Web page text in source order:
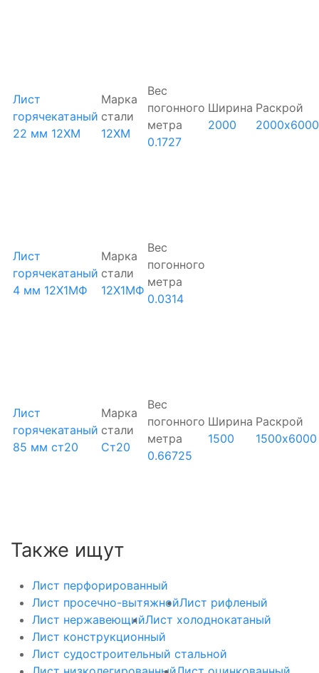
Лист
горячекатаный
22 мм 12ХМ
Марка
стали
12ХМ
Вес
погонного
метра
0.1727
Ширина
2000
Раскрой
2000х6000
Лист
горячекатаный
4 мм 12Х1МФ
Марка
стали
12Х1МФ
Вес
погонного
метра
0.0314
Лист
горячекатаный
85 мм ст20
Марка
стали
Ст20
Вес
погонного
метра
0.66725
Ширина
1500
Раскрой
1500х6000
Также ищут
Лист перфорированный
Лист просечно-вытяжнойЛист рифленый
Лист нержавеющийЛист холоднокатаный
Лист конструкционный
Лист судостроительный стальной